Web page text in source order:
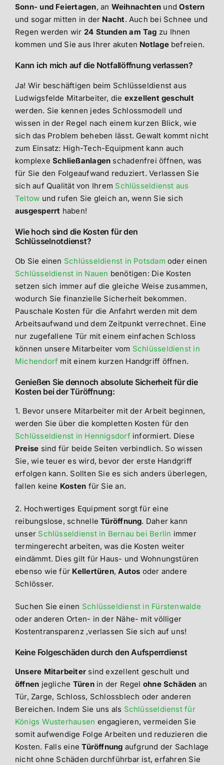
Sonn- und Feiertagen, an Weihnachten undOstern
und sogar mitten in der Nacht. Auch bei Schnee und
Regen werden wir 24 Stunden am Tag zu Ihnen
kommen und Sie aus Ihrer akuten Notlagebefreien.
Kann ich mich auf die Notfallöffnung verlassen?
Ja! Wir beschäftigen beim Schlüsseldienst aus
Ludwigsfelde Mitarbeiter, die exzellent geschult
werden. Sie kennen jedes Schlossmodell und
wissen in der Regel nach einem kurzen Blick, wie
sich das Problem beheben lässt. Gewalt kommt nicht
zum Einsatz: High-Tech-Equipment kann auch
komplexeSchließanlagen schadenfrei öffnen, was
für Sie den Folgeaufwand reduziert. Verlassen Sie
sich auf Qualität von Ihrem Schlüsseldienst aus
Teltow und rufen Sie gleich an, wenn Sie sich
ausgesperrt haben!
Wie hoch sind die Kosten für den
Schlüsselnotdienst?
Ob Sie einen Schlüsseldienst in Potsdam oder einen
Schlüsseldienst in Nauen benötigen: Die Kosten
setzen sich immer auf die gleiche Weise zusammen,
wodurch Sie finanzielle Sicherheit bekommen.
Pauschale Kosten für die Anfahrt werden mit dem
Arbeitsaufwand und dem Zeitpunkt verrechnet. Eine
nur zugefallene Tür mit einem einfachen Schloss
können unsere Mitarbeiter vom Schlüsseldienst in
Michendorf mit einem kurzen Handgriff öffnen.
Genießen Sie dennoch absolute Sicherheit für die
Kosten bei der Türöffnung:
1. Bevor unsere Mitarbeiter mit der Arbeit beginnen,
werden Sie über die kompletten Kosten für den
Schlüsseldienst in Hennigsdorf informiert. Diese
Preise sind für beide Seiten verbindlich. So wissen
Sie, wie teuer es wird, bevor der erste Handgriff
erfolgen kann. Sollten Sie es sich anders überlegen,
fallen keine Kosten für Sie an.
2. Hochwertiges Equipment sorgt für eine
reibungslose, schnelleTüröffnung. Daher kann
unser Schlüsseldienst in Bernau bei Berlin immer
termingerecht arbeiten, was die Kosten weiter
eindämmt. Dies gilt für Haus- und Wohnungstüren
ebenso wie für Kellertüren,Autos oder andere
Schlösser.
Suchen Sie einen Schlüsseldienst in Fürstenwalde
oder anderen Orten- in der Nähe- mit völliger
Kostentransparenz ,verlassen Sie sich auf uns!
Keine Folgeschäden durch den Aufsperrdienst
Unsere Mitarbeiter sind exzellent geschult und
öffnen jegliche Türenin der Regel ohne Schäden an
Tür, Zarge, Schloss, Schlossblech oder anderen
Bereichen. Indem Sie uns als Schlüsseldienst für
Königs Wusterhausen engagieren, vermeiden Sie
somit aufwendige Folge Arbeiten und reduzieren die
Kosten. Falls eineTüröffnung aufgrund der Sachlage
nicht ohne Schäden durchführbar ist, erfahren Sie